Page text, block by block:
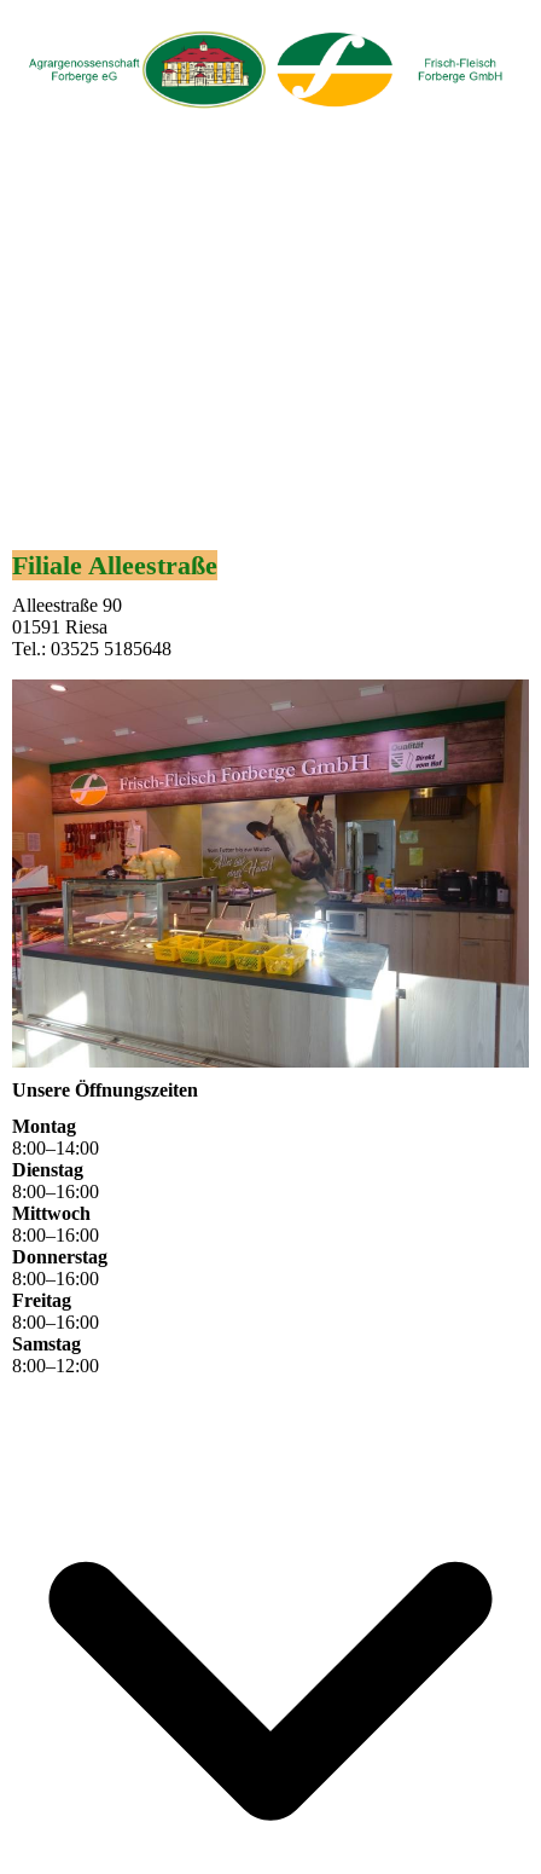
Filiale Alleestraße
Alleestraße 90
01591 Riesa
Tel.: 03525 5185648
Unsere Öffnungszeiten
Montag
8:00–14:00
Dienstag
8:00–16:00
Mittwoch
8:00–16:00
Donnerstag
8:00–16:00
Freitag
8:00–16:00
Samstag
8:00–12:00